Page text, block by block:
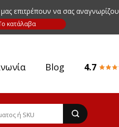
επιτρέπουν να σας
Blog 4.7